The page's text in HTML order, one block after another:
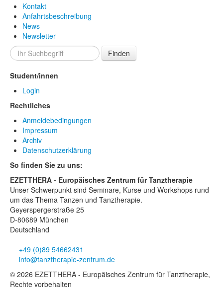
Kontakt
Anfahrtsbeschreibung
News
Newsletter
Finden
Student/innen
Login
Rechtliches
Anmeldebedingungen
Impressum
Archiv
Datenschutzerklärung
So finden Sie zu uns:
EZETTHERA - Europäisches Zentrum für Tanztherapie
Unser Schwerpunkt sind Seminare, Kurse und Workshops rund
um das Thema Tanzen und Tanztherapie.
Geyerspergerstraße 25
D-80689 München
Deutschland
+49 (0)89 54662431
info@tanztherapie-zentrum.de
© 2026 EZETTHERA - Europäisches Zentrum für Tanztherapie,
Rechte vorbehalten